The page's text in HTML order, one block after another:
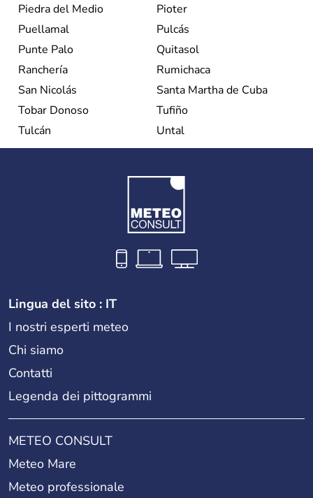
Piedra del Medio
Pioter
Puellamal
Pulcás
Punte Palo
Quitasol
Ranchería
Rumichaca
San Nicolás
Santa Martha de Cuba
Tobar Donoso
Tufiño
Tulcán
Untal
Lingua del sito : IT
I nostri esperti meteo
Chi siamo
Contatti
Legenda dei pittogrammi
METEO CONSULT
Meteo Mare
Meteo professionale